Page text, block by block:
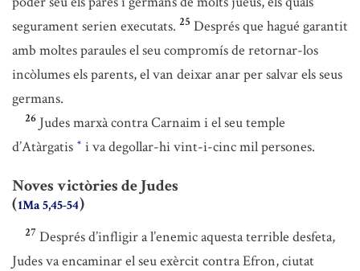
segurament serien executats. 25 Després que hagué garantit
amb moltes paraules el seu compromís de retornar-los
incòlumes els parents, el van deixar anar per salvar els seus
germans.
26 Judes marxà contra Carnaim i el seu temple
d’Atàrgatis * i va degollar-hi vint-i-cinc mil persones.
Noves victòries de Judes
(1Ma 5,45-54)
27 Després d’infligir a l’enemic aquesta terrible desfeta,
Judes va encaminar el seu exèrcit contra Efron, ciutat